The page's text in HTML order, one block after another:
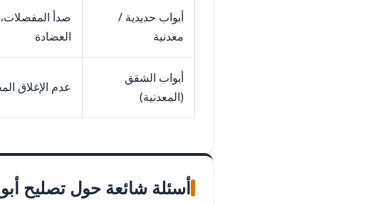
أبواب حديدية /
معدنية
صدأ
العضادة
أبواب الشقق
(المعدنية)
عدم الإغلاق
أسئلة شائعة حول تصليح